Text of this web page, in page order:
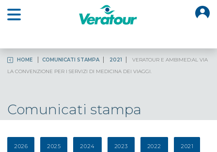
HOME COMUNICATI STAMPA 2021
VERATOUR E AMBIMED:AL VIA
LA CONVENZIONE PER I SERVIZI DI MEDICINA DEI VIAGGI.
Comunicati stampa
2026 2025 2024 2023 2022 2021